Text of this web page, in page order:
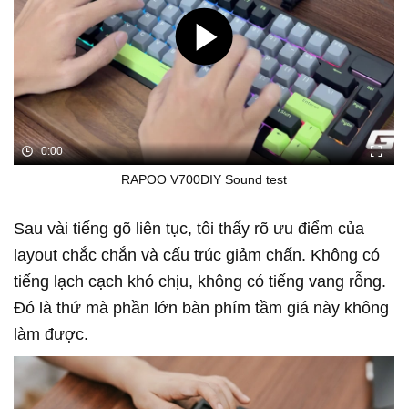
0:00
RAPOO V700DIY Sound test
Sau vài tiếng gõ liên tục, tôi thấy rõ ưu điểm của
layout chắc chắn và cấu trúc giảm chấn. Không có
tiếng lạch cạch khó chịu, không có tiếng vang rỗng.
Đó là thứ mà phần lớn bàn phím tầm giá này không
làm được.